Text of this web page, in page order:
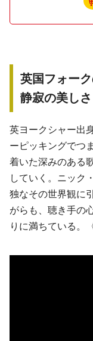
英国フォー
静寂の美しさ
英ヨークシャー出
ーピッキングでつ
着いた深みのある
していく。ニック
独なその世界観に
がらも、聴き手の
りに満ちている。